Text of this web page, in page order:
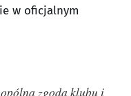
w oficjalnym
zgodą klubu i